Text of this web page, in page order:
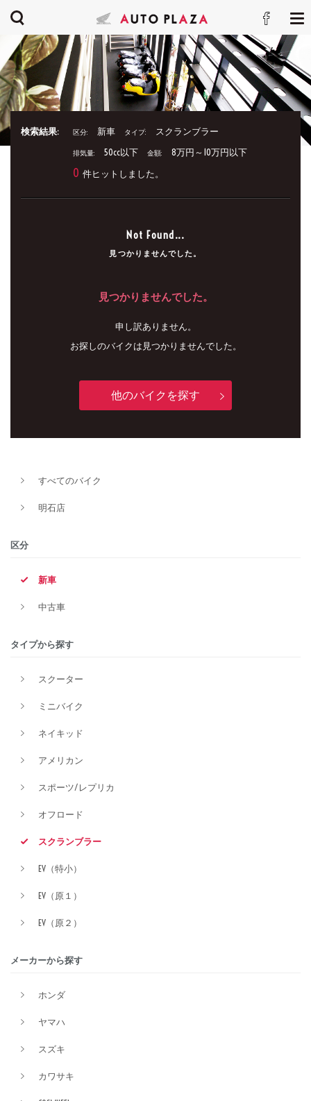
検索結果: 区分: 新車 タイプ: スクランブラー
排気量: 50cc以下 金額: 8万円～10万円以下
0 件ヒットしました。
Not Found...
見つかりませんでした。
見つかりませんでした。
申し訳ありません。
お探しのバイクは見つかりませんでした。
他のバイクを探す
すべてのバイク
明石店
区分
新車
中古車
タイプから探す
スクーター
ミニバイク
ネイキッド
アメリカン
スポーツ/レプリカ
オフロード
スクランブラー
EV（特小）
EV（原１）
EV（原２）
メーカーから探す
ホンダ
ヤマハ
スズキ
カワサキ
新車
タイプ
価格